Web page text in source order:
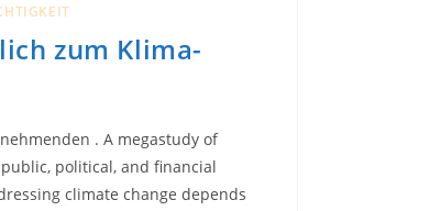
zum Klima-
. A megastudy of
political, and financial
climate change depends